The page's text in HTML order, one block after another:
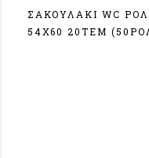
ΣΑΚΟΥΛΑΚΙ WC
54Χ60 20ΤΕΜ